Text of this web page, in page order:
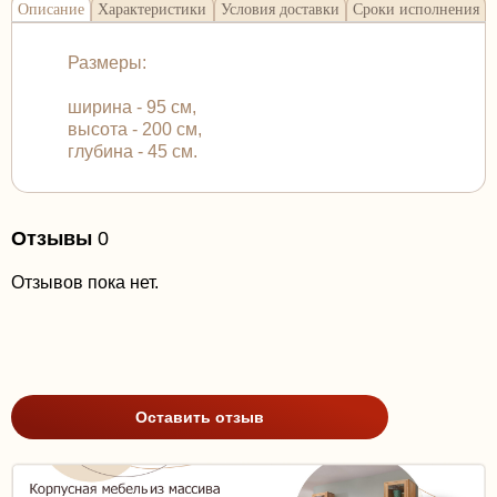
Описание Характеристики Условия доставки Сроки исполнения
Размеры:
ширина - 95 см,
высота - 200 см,
глубина - 45 см.
Отзывы 0
Отзывов пока нет.
Оставить отзыв